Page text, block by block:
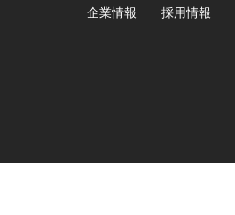
企業情報 採用情報